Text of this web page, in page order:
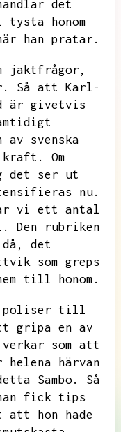
det
honom
han pratar.
jaktfrågor,
Så att Karl-
är givetvis
svenska
kraft.
Om
det ser ut
nu.
vi ett antal
Den rubriken
det
som greps
till honom.
poliser till
gripa en av
som att
härvan
Sambo.
Så
han fick tips
att hon hade